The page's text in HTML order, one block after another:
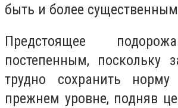
быть и более
Предстоящее
постепенным, поскольку
трудно сохранить
прежнем уровне, подняв